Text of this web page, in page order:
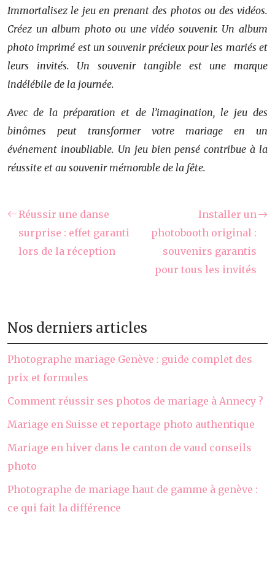
Immortalisez le jeu en prenant des photos ou des vidéos.
Créez un album photo ou une vidéo souvenir. Un album
photo imprimé est un souvenir précieux pour les mariés et
leurs invités. Un souvenir tangible est une marque
indélébile de la journée.
Avec de la préparation et de l’imagination, le jeu des
binômes peut transformer votre mariage en un
événement inoubliable. Un jeu bien pensé contribue à la
réussite et au souvenir mémorable de la fête.
Réussir une danse
surprise : effet garanti
lors de la réception
Installer un
photobooth original :
souvenirs garantis
pour tous les invités
Nos derniers articles
Photographe mariage Genève : guide complet des
prix et formules
Comment réussir ses photos de mariage à Annecy ?
Mariage en Suisse et reportage photo authentique
Mariage en hiver dans le canton de vaud conseils
photo
Photographe de mariage haut de gamme à genève :
ce qui fait la différence